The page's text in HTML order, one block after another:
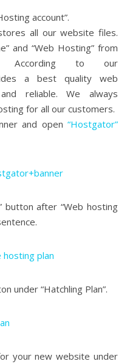
account”.
all our website files.
and “Web Hosting” from
According to our
a best quality web
reliable. We always
for all our customers.
and open “Hostgator”
button after “Web hosting
under “Hatchling Plan”.
your new website under